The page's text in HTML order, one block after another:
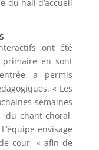
du hall d’accueil
ont été
primaire en sont
a permis
« Les
semaines
du chant choral,
envisage
cour, « afin de